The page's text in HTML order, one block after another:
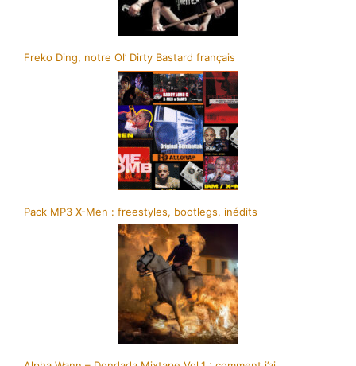
Freko Ding, notre Ol’ Dirty Bastard français
Pack MP3 X-Men : freestyles, bootlegs, inédits